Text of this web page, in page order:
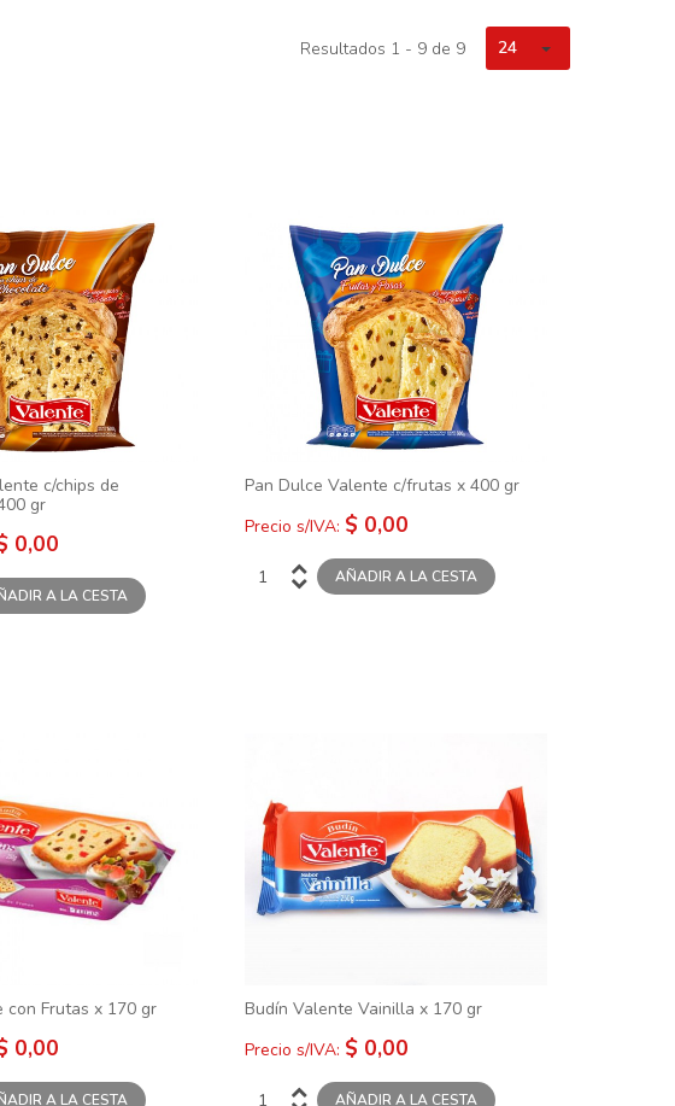
Maní Flow con chocolate
Bariloche x 120 gr
$ 0,00
Resultados 1 - 9 de 9 24
c/chips de
gr
0,00
Pan Dulce Valente c/frutas x 400 gr
Precio s/IVA: $ 0,00
con Frutas x 170 gr
0,00
Budín Valente Vainilla x 170 gr
Precio s/IVA: $ 0,00